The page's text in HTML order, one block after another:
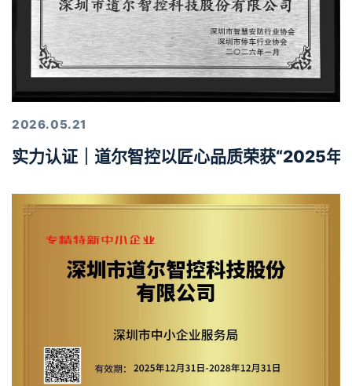
2026.05.21
实力认证｜道尔智控以匠心品质荣获“2025年